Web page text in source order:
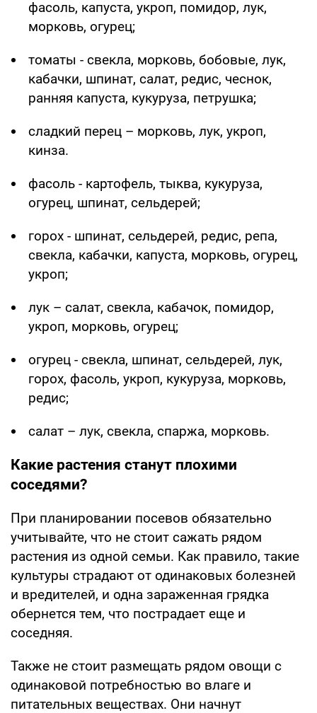
фасоль, капуста, укроп, помидор, лук,
морковь, огурец;
томаты - свекла, морковь, бобовые, лук,
кабачки, шпинат, салат, редис, чеснок,
ранняя капуста, кукуруза, петрушка;
сладкий перец – морковь, лук, укроп,
кинза.
фасоль - картофель, тыква, кукуруза,
огурец, шпинат, сельдерей;
горох - шпинат, сельдерей, редис, репа,
свекла, кабачки, капуста, морковь, огурец,
укроп;
лук – салат, свекла, кабачок, помидор,
укроп, морковь, огурец;
огурец - свекла, шпинат, сельдерей, лук,
горох, фасоль, укроп, кукуруза, морковь,
редис;
салат – лук, свекла, спаржа, морковь.
Какие растения станут плохими
соседями?
При планировании посевов обязательно
учитывайте, что не стоит сажать рядом
растения из одной семьи. Как правило, такие
культуры страдают от одинаковых болезней
и вредителей, и одна зараженная грядка
обернется тем, что пострадает еще и
соседняя.
Также не стоит размещать рядом овощи с
одинаковой потребностью во влаге и
питательных веществах. Они начнут